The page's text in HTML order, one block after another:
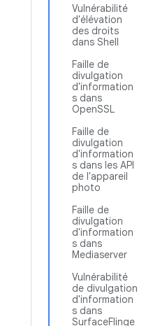
Vulnérabilité
d'élévation
des droits
dans Shell
Faille de
divulgation
d'information
s dans
OpenSSL
Faille de
divulgation
d'information
s dans les API
de l'appareil
photo
Faille de
divulgation
d'information
s dans
Mediaserver
Vulnérabilité
de divulgation
d'information
s dans
SurfaceFlinge